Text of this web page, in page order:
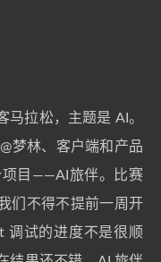
拉松，主题是 AI。
@梦林、客户端和产品
项目——AI旅伴。比赛
们不得不提前一周开
调试的进度不是很顺